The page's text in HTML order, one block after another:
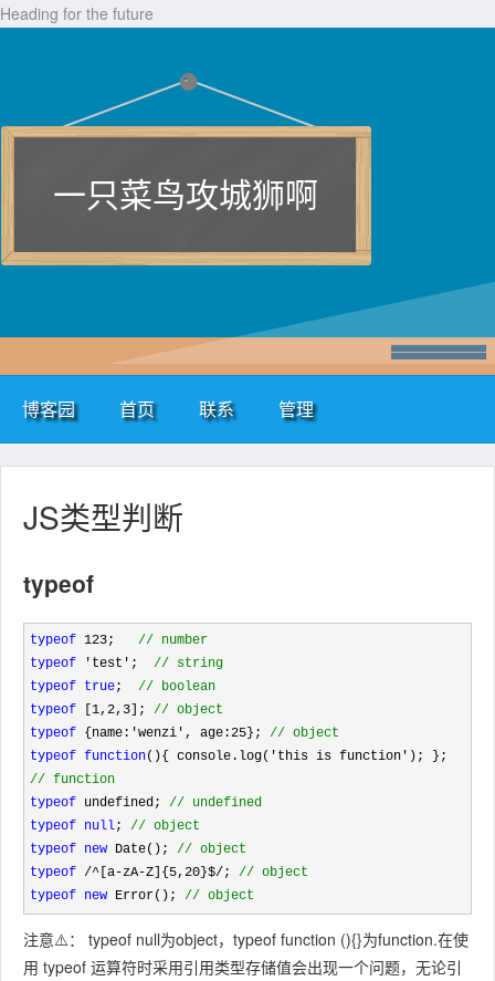
Heading for the future
一只菜鸟攻城狮啊
博客园 首页 联系 管理
JS类型判断
typeof
typeof 123; // number
typeof 'test'; // string
typeof true; // boolean
typeof [1,2,3]; // object
typeof {name:'wenzi', age:25}; // object
typeof function
// function
typeof undefined; // undefined
typeof null; // object
typeof new Date(); // object
typeof /^[a-zA-Z]{5,20}$/; // object
typeof new Error(); // object
注意⚠️： typeof null为object，typeof function (){}为function.在使
用 typeof 运算符时采用引用类型存储值会出现一个问题，无论引